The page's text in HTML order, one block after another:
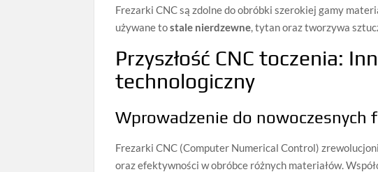
Frezarki CNC są zdolne do obróbki szerokiej gamy
używane tostale nierdzewne, tytan oraz tworzywa
Przyszłość CNC toczenia:
technologiczny
Wprowadzenie do nowoczesnych
Frezarki CNC (Computer Numerical Control)
oraz efektywności w obróbce różnych materiałów.